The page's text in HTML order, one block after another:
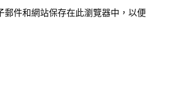
郵件和網站保存在此瀏覽器中，以便